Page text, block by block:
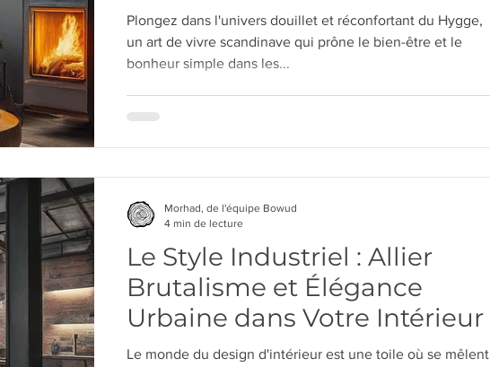
Plongez dans l'univers douillet et réconfortant du Hygge,
un art de vivre scandinave qui prône le bien-être et le
bonheur simple dans les...
Le Style Industriel : Allier
Brutalisme et Élégance
Urbaine dans Votre Intérieur
Le monde du design d'intérieur est une toile où se mêlent
Morhad, de l'équipe Bowud
4 min de lecture